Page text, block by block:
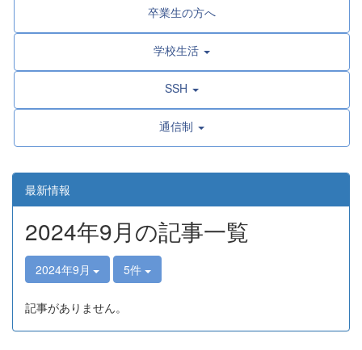
卒業生の方へ
学校生活
SSH
通信制
最新情報
2024年9月の記事一覧
2024年9月 5件
記事がありません。